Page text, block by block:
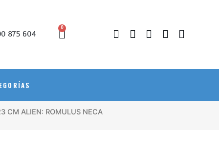
875 604
0
CM ALIEN: ROMULUS NECA